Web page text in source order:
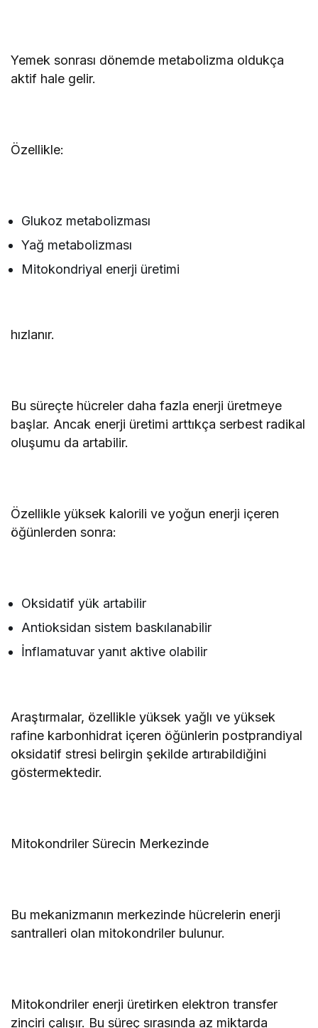
Yemek sonrası dönemde metabolizma oldukça
aktif hale gelir.
Özellikle:
Glukoz metabolizması
Yağ metabolizması
Mitokondriyal enerji üretimi
hızlanır.
Bu süreçte hücreler daha fazla enerji üretmeye
başlar. Ancak enerji üretimi arttıkça serbest radikal
oluşumu da artabilir.
Özellikle yüksek kalorili ve yoğun enerji içeren
öğünlerden sonra:
Oksidatif yük artabilir
Antioksidan sistem baskılanabilir
İnflamatuvar yanıt aktive olabilir
Araştırmalar, özellikle yüksek yağlı ve yüksek
rafine karbonhidrat içeren öğünlerin postprandiyal
oksidatif stresi belirgin şekilde artırabildiğini
göstermektedir.
Mitokondriler Sürecin Merkezinde
Bu mekanizmanın merkezinde hücrelerin enerji
santralleri olan mitokondriler bulunur.
Mitokondriler enerji üretirken elektron transfer
zinciri çalışır. Bu süreç sırasında az miktarda